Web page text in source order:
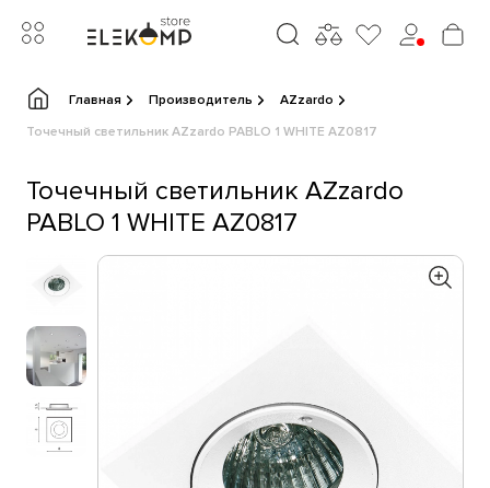
Главная Производитель
AZzardo
Точечный светильник AZzardo PABLO 1 WHITE AZ0817
Точечный светильник AZzardo
PABLO 1 WHITE AZ0817